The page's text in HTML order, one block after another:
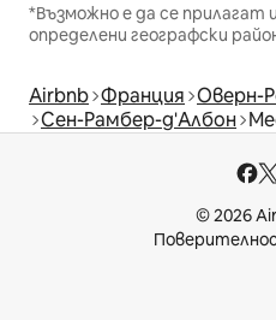
*Възможно е да се прилагат
определени географски
Airbnb Франция Оверн-
Сен-Рамбер-д'Албон
© 2026